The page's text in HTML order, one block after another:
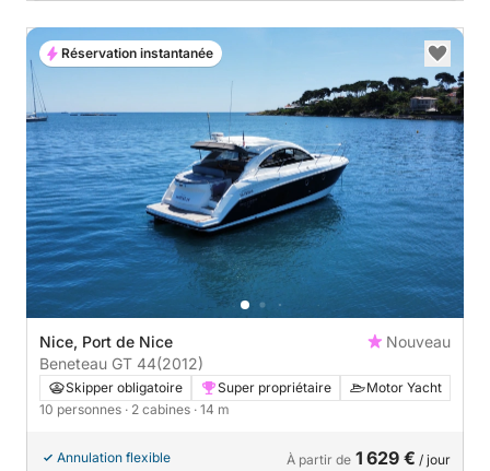
Nice, Port de Nice
Nouveau
Beneteau GT 44(2012)
Skipper obligatoire Super propriétaire
Motor Yacht
10 personnes · 2 cabines · 14 m
Annulation flexible À partir de 1 629 € / jour
Réservation instantanée